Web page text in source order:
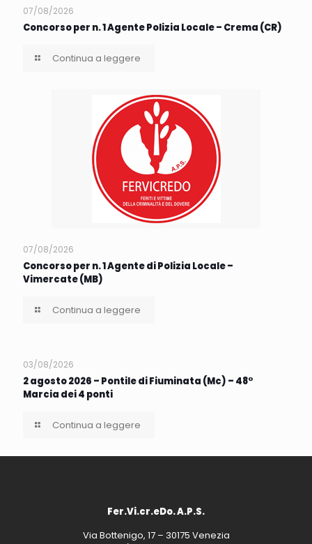
07/08/2026
Concorso per n. 1 Agente Polizia Locale – Crema (CR)
Continua a leggere
07/08/2026
Concorso per n. 1 Agente di Polizia Locale –
Vimercate (MB)
Continua a leggere
03/08/2026
2 agosto 2026 – Pontile di Fiuminata (Mc) – 48°
Marcia dei 4 ponti
Continua a leggere
Fer.Vi.cr.eDo. A.P.S.
Via Bottenigo, 17 – 30175 Venezia